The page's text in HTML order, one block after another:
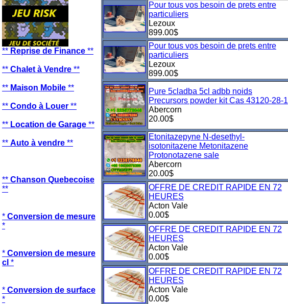
** Reprise de Finance **
** Chalet à Vendre **
** Maison Mobile **
** Condo à Louer **
** Location de Garage **
** Auto à vendre **
** Chanson Quebecoise
**
* Conversion de mesure
*
* Conversion de mesure
cl *
* Conversion de surface
*
Pour tous vos besoin de prets entre
particuliers
Lezoux
899.00$
Pour tous vos besoin de prets entre
particuliers
Lezoux
899.00$
Pure 5cladba 5cl adbb noids
Precursors powder kit Cas 43120-28-1
Abercorn
20.00$
Etonitazepyne N-desethyl-
isotonitazene Metonitazene
Protonotazene sale
Abercorn
20.00$
OFFRE DE CREDIT RAPIDE EN 72
HEURES
Acton Vale
0.00$
OFFRE DE CREDIT RAPIDE EN 72
HEURES
Acton Vale
0.00$
OFFRE DE CREDIT RAPIDE EN 72
HEURES
Acton Vale
0.00$